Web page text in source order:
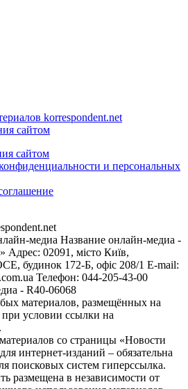
korrespondent.net
сайтом
сайтом
и персональных
медиа Название онлайн-медиа -
Адрес: 02091, місто Київ,
будинок 172-Б, офіс 208/1 E-mail:
Телефон: 044-205-43-00
- R40-06068
материалов, размещённых на
при условии ссылки на
со страницы «Новости
интернет-изданий – обязательна
поисковых систем гиперссылка.
размещена в независимости от